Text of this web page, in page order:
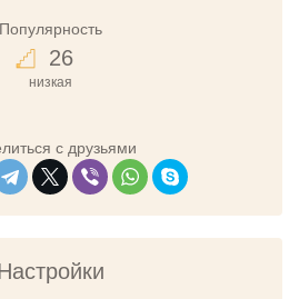
Популярность
26
низкая
с друзьями